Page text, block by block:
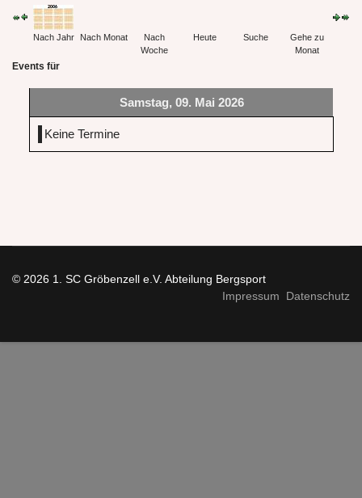
Nach Jahr Nach Monat
Nach
Woche
Heute Suche
Gehe zu
Monat
Events für
Samstag, 09. Mai 2026
Keine Termine
© 2026 1. SC Gröbenzell e.V. Abteilung Bergsport
Impressum
Datenschutz